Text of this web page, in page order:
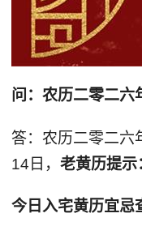
问：农历二零二六
答：农历二零二六
14日， 老黄历提示
今日入宅黄历宜忌